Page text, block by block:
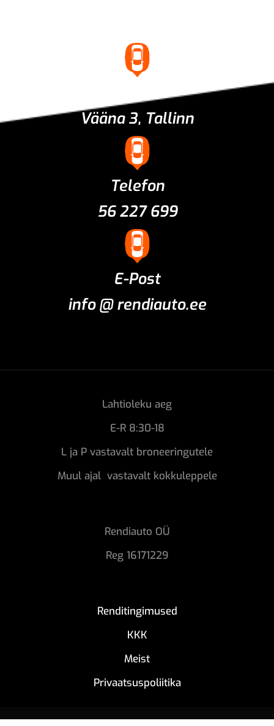
Asukoht
Vääna 3, Tallinn
Telefon
56 227 699
E-Post
info @ rendiauto.ee
Lahtioleku aeg
E-R 8:30-18
L ja P vastavalt broneeringutele
Muul ajal vastavalt kokkuleppele
Rendiauto OÜ
Reg 16171229
Renditingimused
KKK
Meist
Privaatsuspoliitika